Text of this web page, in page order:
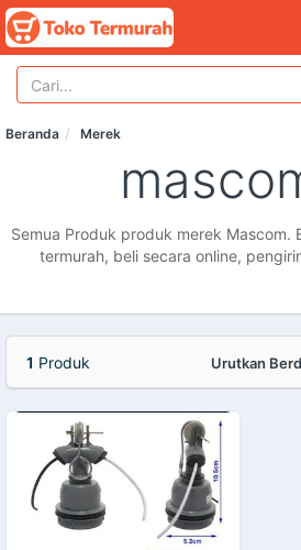
Beranda Merek
Semua Produk produk merek Mascom.
termurah, beli secara online,
1 Produk Urutkan